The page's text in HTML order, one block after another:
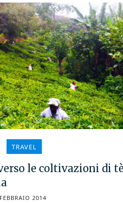
TRAVEL
le coltivazioni di
2014